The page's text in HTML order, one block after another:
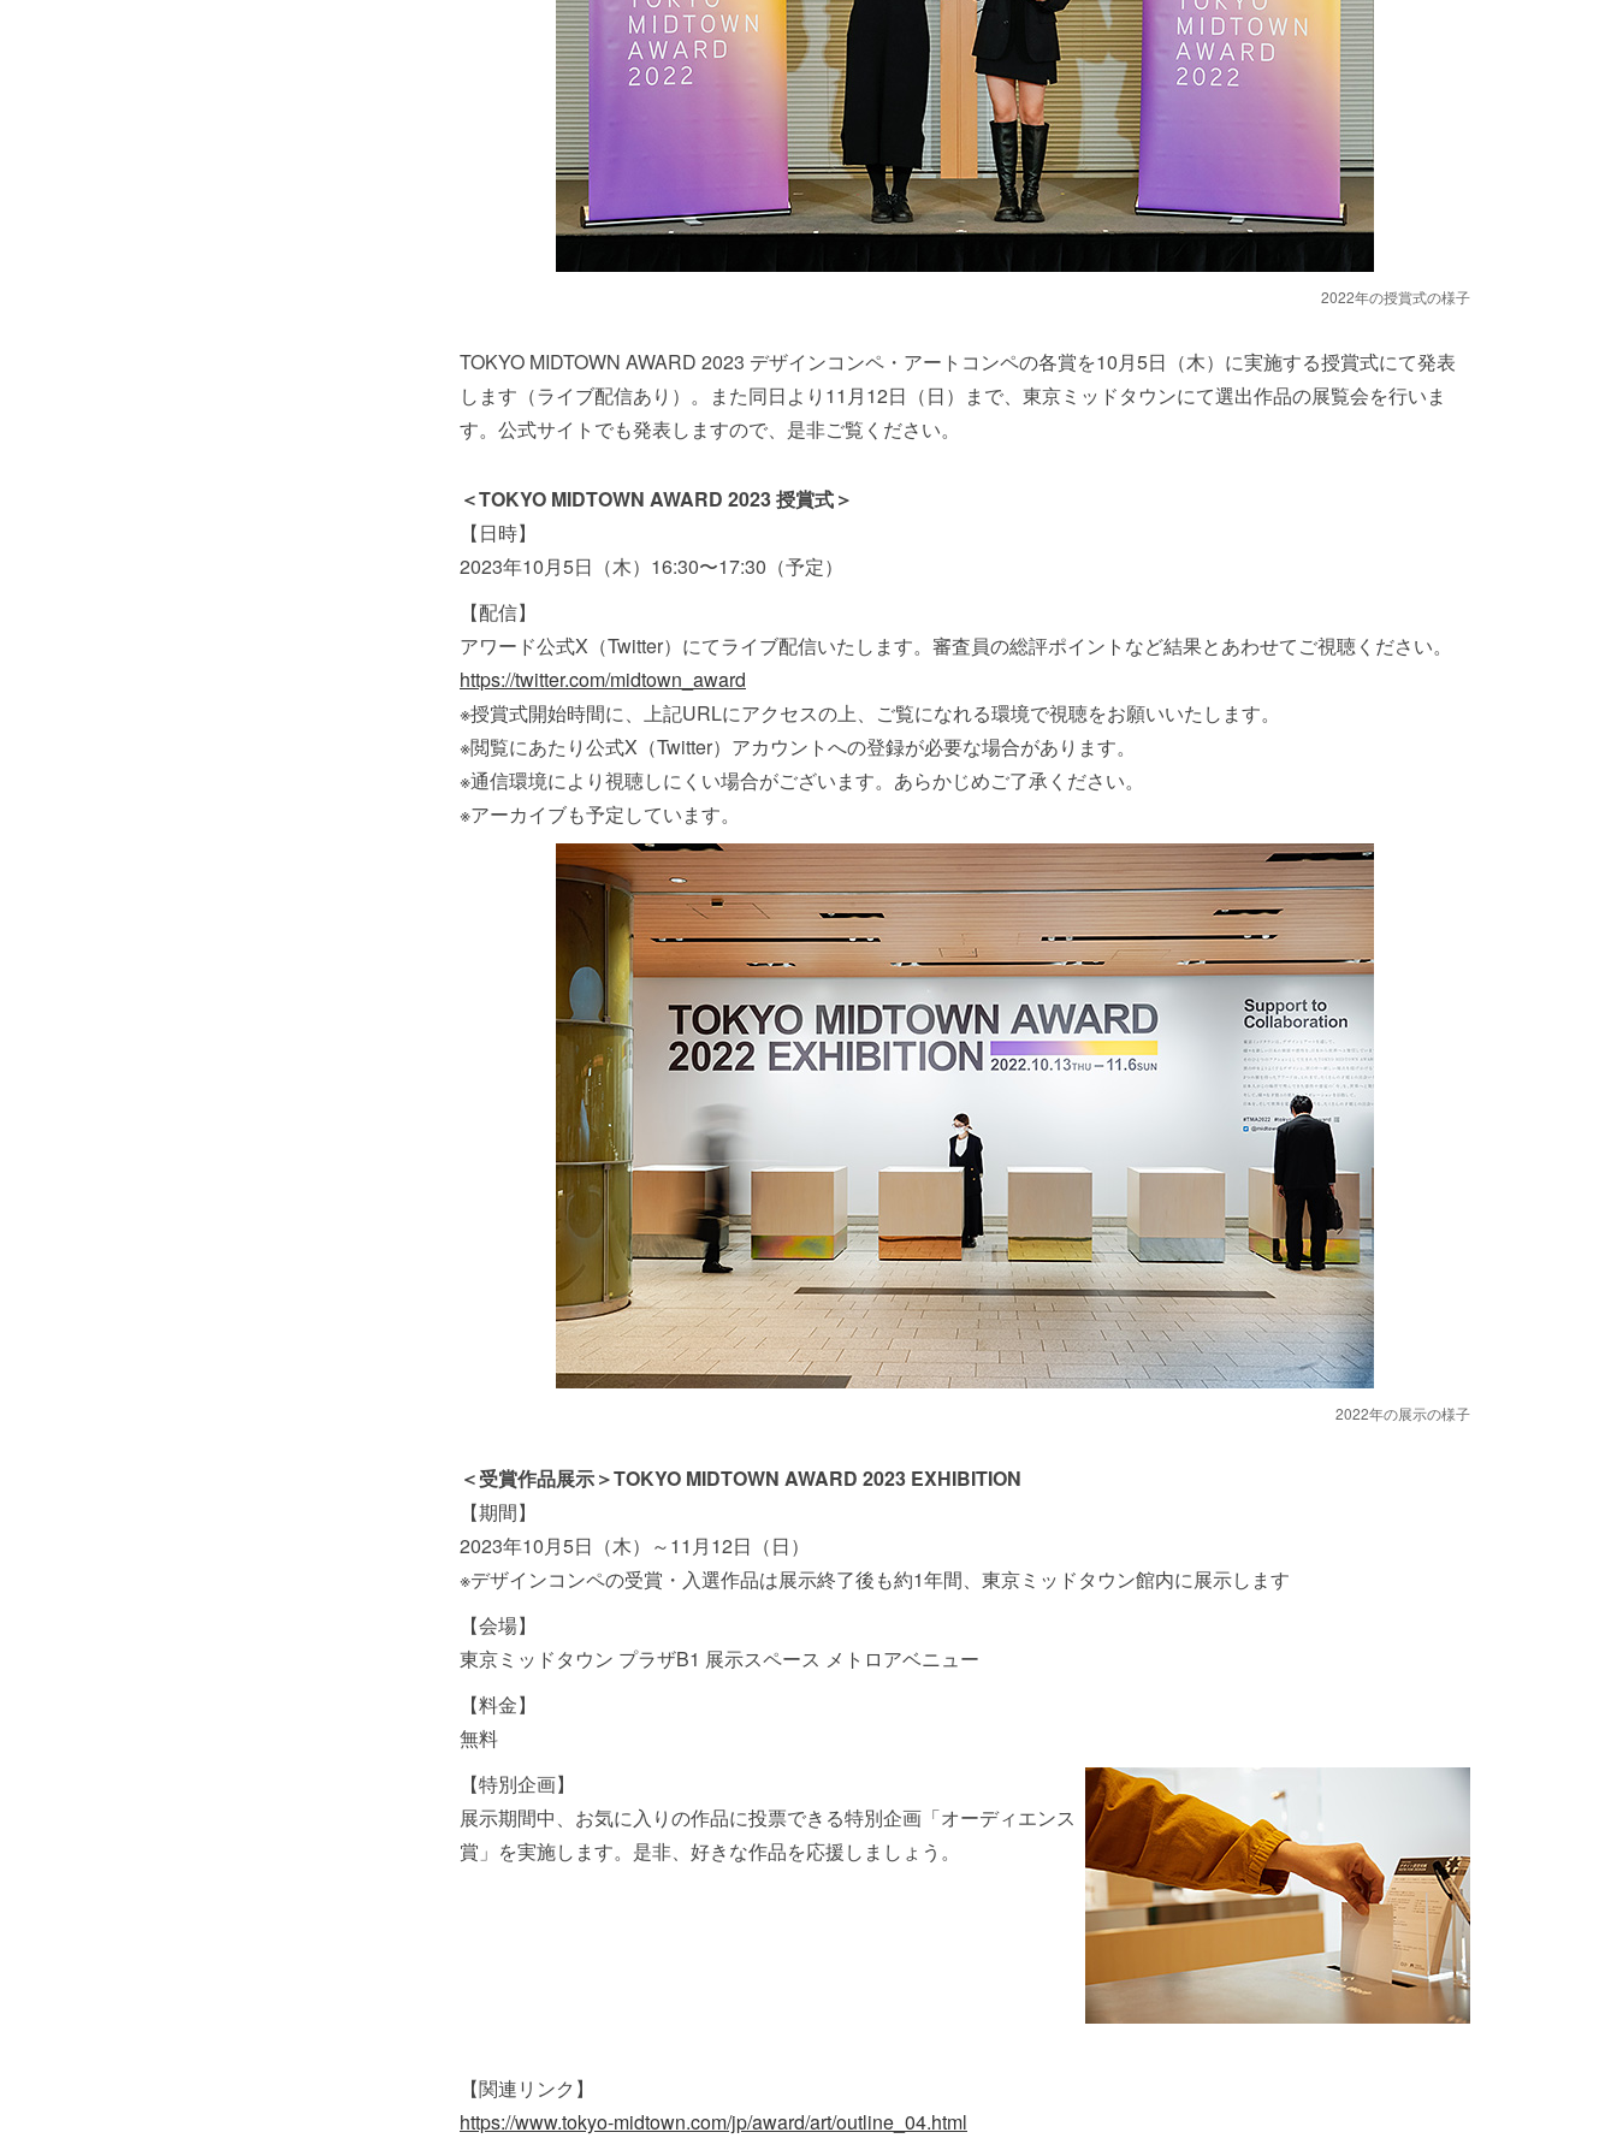
2022年の授賞式の様子
TOKYO MIDTOWN AWARD 2023 デザインコンペ・アートコンペの各賞を10月5日（木）に実施する授賞式にて発表
します（ライブ配信あり）。また同日より11月12日（日）まで、東京ミッドタウンにて選出作品の展覧会を行いま
す。公式サイトでも発表しますので、是非ご覧ください。
＜TOKYO MIDTOWN AWARD 2023 授賞式＞
【日時】
2023年10月5日（木）16:30〜17:30（予定）
【配信】
アワード公式X（Twitter）にてライブ配信いたします。審査員の総評ポイントなど結果とあわせてご視聴ください。
https://twitter.com/midtown_award
※授賞式開始時間に、上記URLにアクセスの上、ご覧になれる環境で視聴をお願いいたします。
※閲覧にあたり公式X（Twitter）アカウントへの登録が必要な場合があります。
※通信環境により視聴しにくい場合がございます。あらかじめご了承ください。
※アーカイブも予定しています。
2022年の展示の様子
＜受賞作品展示＞TOKYO MIDTOWN AWARD 2023 EXHIBITION
【期間】
2023年10月5日（木）～11月12日（日）
※デザインコンペの受賞・入選作品は展示終了後も約1年間、東京ミッドタウン館内に展示します
【会場】
東京ミッドタウン プラザB1 展示スペース メトロアベニュー
【料金】
無料
【特別企画】
展示期間中、お気に入りの作品に投票できる特別企画「オーディエンス
賞」を実施します。是非、好きな作品を応援しましょう。
【関連リンク】
https://www.tokyo-midtown.com/jp/award/art/outline_04.html